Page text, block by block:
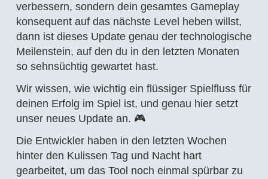
verbessern, sondern dein gesamtes Gameplay
konsequent auf das nächste Level heben willst,
dann ist dieses Update genau der technologische
Meilenstein, auf den du in den letzten Monaten
so sehnsüchtig gewartet hast.
Wir wissen, wie wichtig ein flüssiger Spielfluss für
deinen Erfolg im Spiel ist, und genau hier setzt
unser neues Update an. 🎮
Die Entwickler haben in den letzten Wochen
hinter den Kulissen Tag und Nacht hart
gearbeitet, um das Tool noch einmal spürbar zu